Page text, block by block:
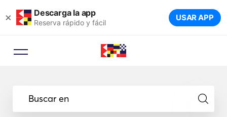
× Descarga la app
Reserva rápido y fácil USAR APP
Buscar en